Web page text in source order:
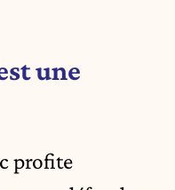
une
profite